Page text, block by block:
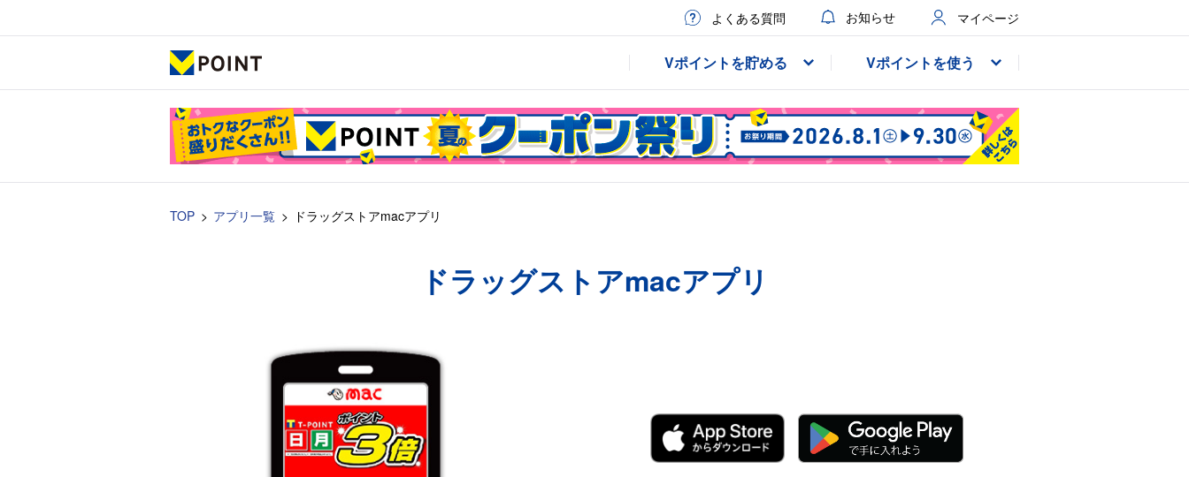
よくある質問 お知らせ マイページ
Vポイントを貯める Vポイントを使う
TOP アプリ一覧 ドラッグストアmacアプリ
ドラッグストアmacアプリ